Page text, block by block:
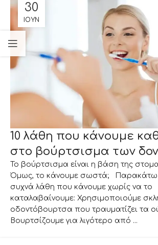
30
ΙΟΎΝ
10 λάθη που κάνουμε
στο βούρτσισμα των
Το βούρτσισμα είναι η βάση της
Όμως, το κάνουμε σωστά; Παρακάτω
συχνά λάθη που κάνουμε χωρίς να το
καταλαβαίνουμε: Χρησιμοποιούμε
οδοντόβουρτσα που τραυματίζει τα
Βουρτσίζουμε για λιγότερο από ...